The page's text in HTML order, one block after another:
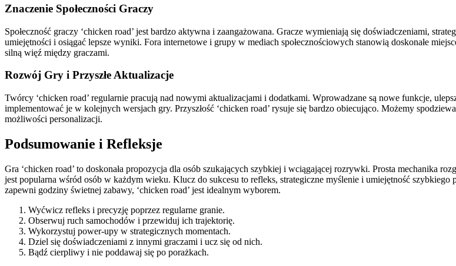
Znaczenie Społeczności Graczy
Społeczność graczy ‘chicken road’ jest bardzo aktywna i zaangażowana. Gracze wymieniają się doświadczeniami,
umiejętności i osiągać lepsze wyniki. Fora internetowe i grupy w mediach społecznościowych stanowią doskonałe
silną więź między graczami.
Rozwój Gry i Przyszłe Aktualizacje
Twórcy ‘chicken road’ regularnie pracują nad nowymi aktualizacjami i dodatkami. Wprowadzane są nowe funkcje,
implementować je w kolejnych wersjach gry. Przyszłość ‘chicken road’ rysuje się bardzo obiecująco. Możemy
możliwości personalizacji.
Podsumowanie i Refleksje
Gra ‘chicken road’ to doskonała propozycja dla osób szukających szybkiej i wciągającej rozrywki. Prosta mechanika
jest popularna wśród osób w każdym wieku. Klucz do sukcesu to refleks, strategiczne myślenie i umiejętność
zapewni godziny świetnej zabawy, ‘chicken road’ jest idealnym wyborem.
Wyćwicz refleks i precyzję poprzez regularne granie.
Obserwuj ruch samochodów i przewiduj ich trajektorię.
Wykorzystuj power-upy w strategicznych momentach.
Dziel się doświadczeniami z innymi graczami i ucz się od nich.
Bądź cierpliwy i nie poddawaj się po porażkach.